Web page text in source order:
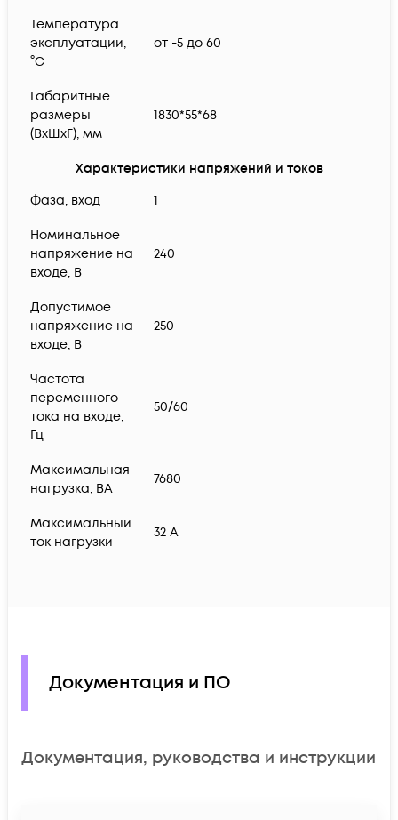
Температура
эксплуатации,
°C
от -5 до 60
Габаритные
размеры
(ВхШхГ), мм
1830*55*68
Характеристики напряжений и токов
Фаза, вход
1
Номинальное
напряжение на
входе, В
240
Допустимое
напряжение на
входе, В
250
Частота
переменного
тока на входе,
Гц
50/60
Максимальная
нагрузка, ВА
7680
Максимальный
ток нагрузки
32 A
Документация и ПО
Документация, руководства и инструкции